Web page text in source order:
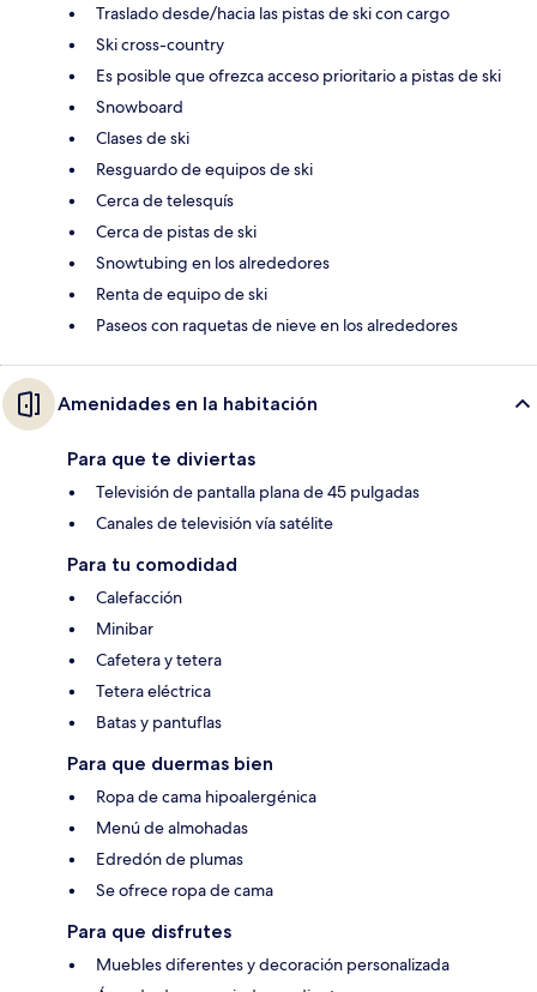
Traslado desde/hacia las pistas de ski con cargo
Ski cross-country
Es posible que ofrezca acceso prioritario a pistas de ski
Snowboard
Clases de ski
Resguardo de equipos de ski
Cerca de telesquís
Cerca de pistas de ski
Snowtubing en los alrededores
Renta de equipo de ski
Paseos con raquetas de nieve en los alrededores
Amenidades en la habitación
Para que te diviertas
Televisión de pantalla plana de 45 pulgadas
Canales de televisión vía satélite
Para tu comodidad
Calefacción
Minibar
Cafetera y tetera
Tetera eléctrica
Batas y pantuflas
Para que duermas bien
Ropa de cama hipoalergénica
Menú de almohadas
Edredón de plumas
Se ofrece ropa de cama
Para que disfrutes
Muebles diferentes y decoración personalizada